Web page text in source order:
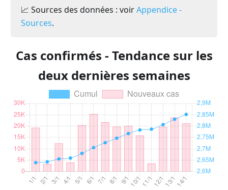
📈 Sources des données : voirAppendice -
Sources.
Cas confirmés - Tendance sur les
deux dernières semaines